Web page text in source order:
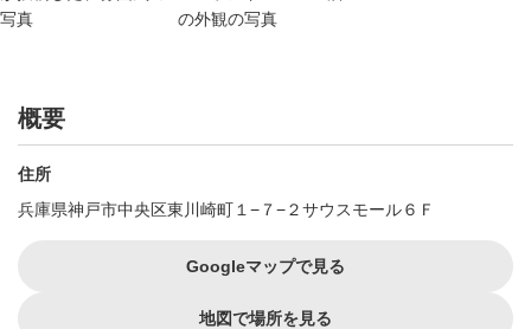
概要
住所
兵庫県神戸市中央区東川崎町１−７−２サウスモール６Ｆ
Googleマップで見る
地図で場所を見る